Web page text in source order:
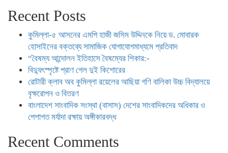
Recent Posts
কুমিল্লা-৫ আসনের এমপি হাজী জসিম উদ্দিনকে নিয়ে ড. মোবারক
হোসাইনের বক্তব্যে সামাজিক যোগাযোগমাধ্যমে প্রতিবাদ
“বৈষম্য আন্দোলন ইতিহাসে বৈষম্যের শিকার:-
বিদ্যুৎস্পৃষ্টে প্রাণ গেল দুই কিশোরের
রোটারী ক্লাব অব কুমিল্লা রয়েলের আছিয়া গণি বালিকা উচ্চ বিদ্যালয়ে
বৃক্ষরোপন ও বিতরণ
বাংলাদেশ সাংবাদিক সংস্থা (বাসাস) দেশের সাংবাদিকদের অধিকার ও
পেশাগত মর্যাদা রক্ষায় অঙ্গীকারবদ্ধ
Recent Comments